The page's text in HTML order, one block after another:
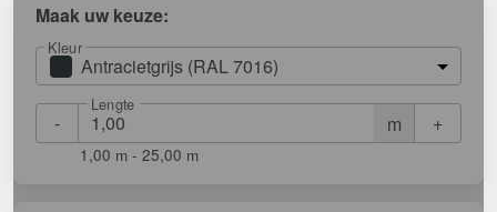
Maak uw keuze:
Kleur
Antracietgrijs (RAL 7016)
- m
Lengte
+
1,00 m - 25,00 m